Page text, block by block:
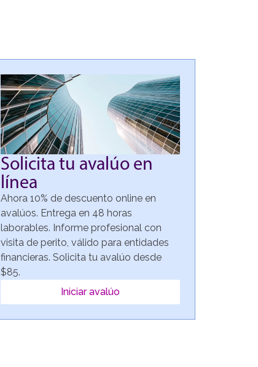
Solicita tu avalúo en
línea
Ahora 10% de descuento online en
avalúos. Entrega en 48 horas
laborables. Informe profesional con
visita de perito, válido para entidades
financieras. Solicita tu avalúo desde
$85.
Iniciar avalúo